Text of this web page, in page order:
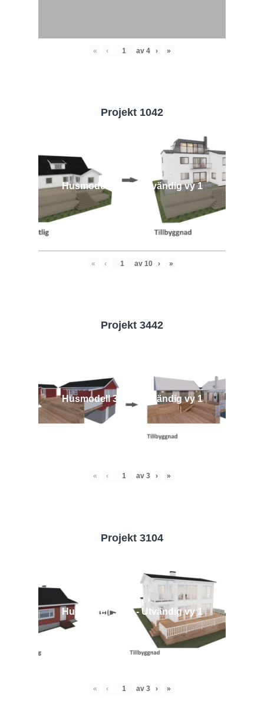
« ‹ av 4 › »
Projekt 1042
Husmodell 1042 - Utvändig vy 1
« ‹ av 10 › »
Projekt 3442
Husmodell 3442 - Utvändig vy 1
« ‹ av 3 › »
Projekt 3104
Husmodell 3104 - Utvändig vy 1
« ‹ av 3 › »